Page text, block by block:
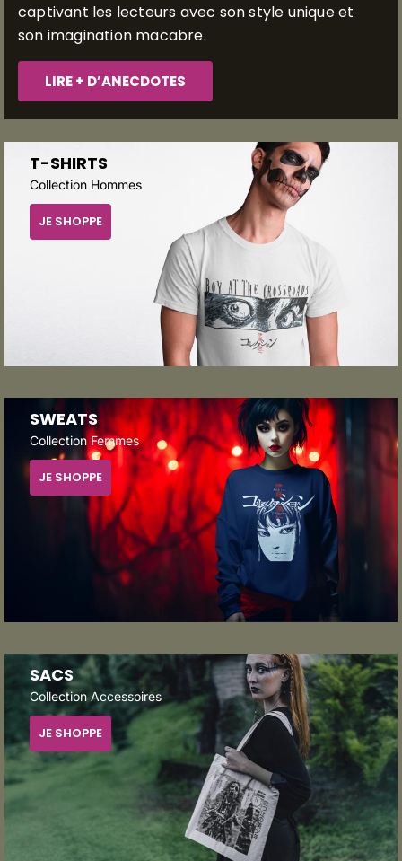
captivant les lecteurs avec son style unique et
son imagination macabre.
LIRE + D’ANECDOTES
T-SHIRTS
Collection Hommes
JE SHOPPE
SWEATS
Collection Femmes
JE SHOPPE
SACS
Collection Accessoires
JE SHOPPE